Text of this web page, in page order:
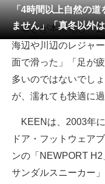
メディア
注目記事を集めた総合
ITの今と未来を見通す
スマホと通信の最新ト
進化するPCとデバイス
好きが集まる 比べて
ビジネスと働き方のヒン
AI活用のいまが分かる
「4時間以上自然の
ません」「真冬以外
暑さが本格化し、足
海辺や川辺のレジャ
面で滑った」「足が
多いのではないでし
が、濡れても快適に
KEENは、2003年に
ドア・フットウェア
ンの「NEWPORT
サンダルスニーカー